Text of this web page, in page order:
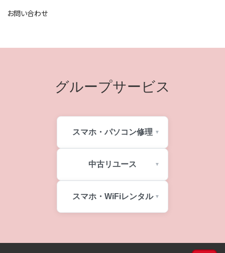
お問い合わせ
グループサービス
スマホ・パソコン修理
中古リユース
スマホ・WiFiレンタル